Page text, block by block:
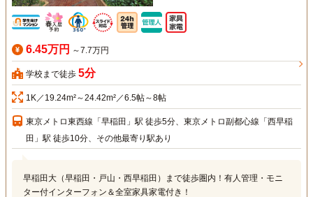
6.45万円 ～7.7万円
学校まで徒歩 5分
1K／19.24m²～24.42m²／6.5帖～8帖
東京メトロ東西線「早稲田」駅 徒歩5分、東京メトロ副都心線「西早稲
田」駅 徒歩10分、その他最寄り駅あり
早稲田大（早稲田・戸山・西早稲田）まで徒歩圏内！有人管理・モニ
ター付インターフォン＆全室家具家電付き！